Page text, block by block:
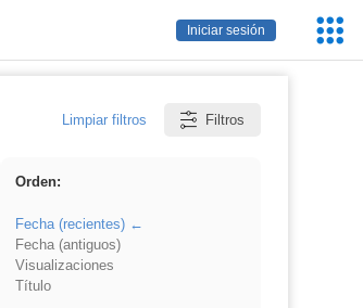
Iniciar sesión
Limpiar filtros Filtros
Orden:
Fecha (recientes)
Fecha (antiguos)
Visualizaciones
Título